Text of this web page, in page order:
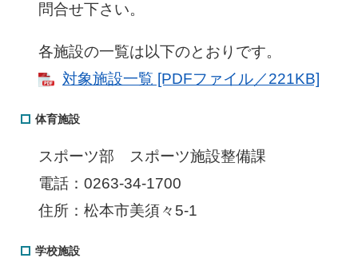
問合せ下さい。
各施設の一覧は以下のとおりです。
対象施設一覧 [PDFファイル／221KB]
体育施設
スポーツ部 スポーツ施設整備課
電話：0263-34-1700
住所：松本市美須々5-1
学校施設